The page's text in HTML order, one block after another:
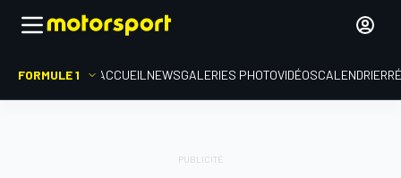
FORMULE 1 ACCUEIL NEWSGALERIES PHOTOVIDÉOSCALENDRIER